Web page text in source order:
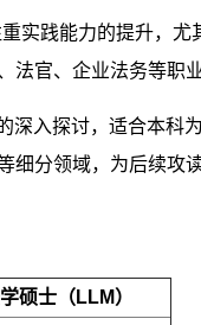
实践能力的提升，尤
官、企业法务等职
深入探讨，适合本科
细分领域，为后续攻
硕士（LLM）